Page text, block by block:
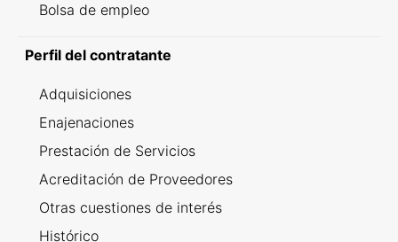
Bolsa de empleo
Perfil del contratante
Adquisiciones
Enajenaciones
Prestación de Servicios
Acreditación de Proveedores
Otras cuestiones de interés
Histórico